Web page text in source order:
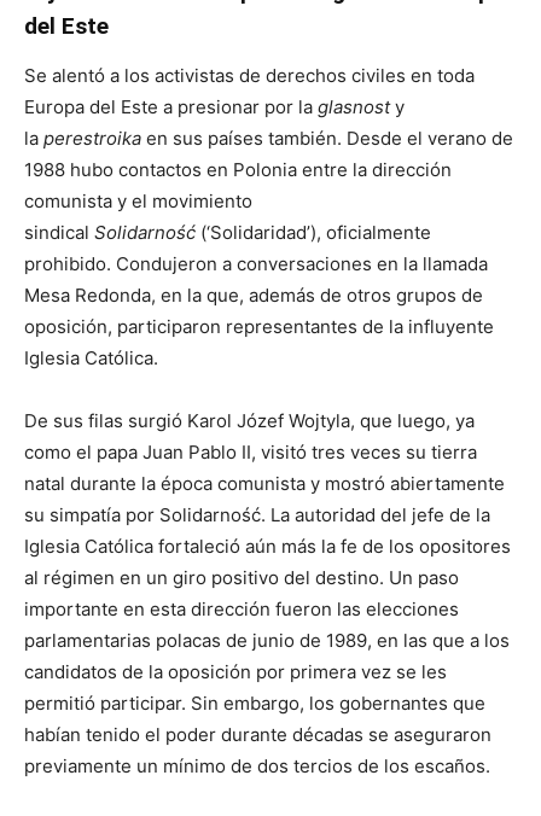
del Este
Se alentó a los activistas de derechos civiles en toda
Europa del Este a presionar por la glasnosty
la perestroika en sus países también. Desde el verano de
1988 hubo contactos en Polonia entre la dirección
comunista y el movimiento
sindical Solidarność (‘Solidaridad’), oficialmente
prohibido. Condujeron a conversaciones en la llamada
Mesa Redonda, en la que, además de otros grupos de
oposición, participaron representantes de la influyente
Iglesia Católica.
De sus filas surgió Karol Józef Wojtyla, que luego, ya
como el papa Juan Pablo II, visitó tres veces su tierra
natal durante la época comunista y mostró abiertamente
su simpatía por Solidarność. La autoridad del jefe de la
Iglesia Católica fortaleció aún más la fe de los opositores
al régimen en un giro positivo del destino. Un paso
importante en esta dirección fueron las elecciones
parlamentarias polacas de junio de 1989, en las que a los
candidatos de la oposición por primera vez se les
permitió participar. Sin embargo, los gobernantes que
habían tenido el poder durante décadas se aseguraron
previamente un mínimo de dos tercios de los escaños.